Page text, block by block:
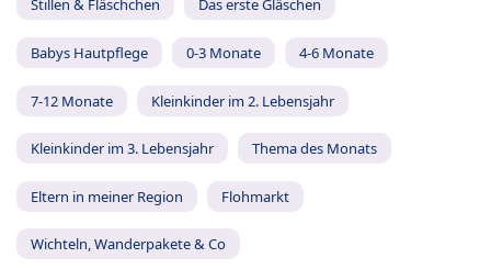
Stillen & Fläschchen Das erste Gläschen
Babys Hautpflege 0-3 Monate 4-6 Monate
7-12 Monate Kleinkinder im 2. Lebensjahr
Kleinkinder im 3. Lebensjahr Thema des Monats
Eltern in meiner Region Flohmarkt
Wichteln, Wanderpakete & Co